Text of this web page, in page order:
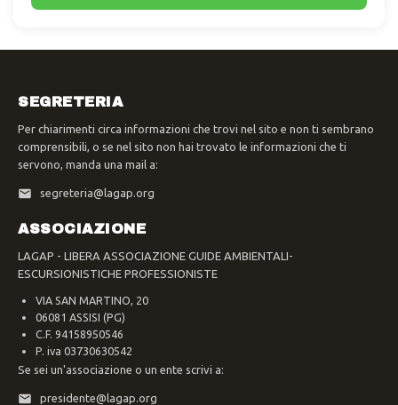
SEGRETERIA
Per chiarimenti circa informazioni che trovi nel sito e non ti sembrano
comprensibili, o se nel sito non hai trovato le informazioni che ti
servono, manda una mail a:
segreteria@lagap.org
ASSOCIAZIONE
LAGAP - LIBERA ASSOCIAZIONE GUIDE AMBIENTALI-
ESCURSIONISTICHE PROFESSIONISTE
VIA SAN MARTINO, 20
06081 ASSISI (PG)
C.F. 94158950546
P. iva 03730630542
Se sei un'associazione o un ente scrivi a:
presidente@lagap.org